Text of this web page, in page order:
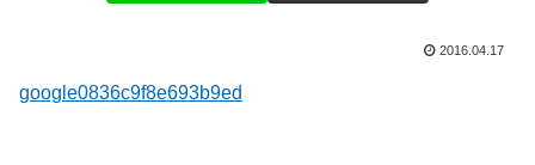
2016.04.17
google0836c9f8e693b9ed